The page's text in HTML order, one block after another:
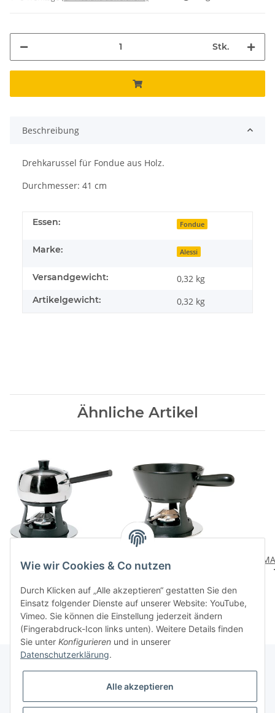
Stk.
Beschreibung
Drehkarussel für Fondue aus Holz.
Durchmesser: 41 cm
Essen: Fondue
Marke: Alessi
Versandgewicht: 0,32 kg
Artikelgewicht: 0,32 kg
Ähnliche Artikel
MAMI Bourguignonneset
325,00 CHF*
291,00 CHF
Wie wir Cookies & Co nutzen
Durch Klicken auf „Alle akzeptieren“ gestatten Sie den
Einsatz folgender Dienste auf unserer Website: YouTube,
Vimeo. Sie können die Einstellung jederzeit ändern
(Fingerabdruck-Icon links unten). Weitere Details finden
Sie unter Konfigurieren und in unserer
Datenschutzerklärung.
Alle akzeptieren